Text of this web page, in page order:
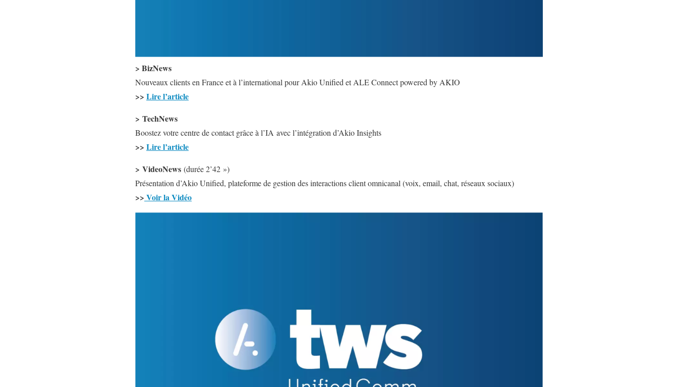
> BizNews
Nouveaux clients en France et à l’international pour Akio Unified et ALE Connect powered by AKIO
>> Lire l’article
> TechNews
Boostez votre centre de contact grâce à l’IA avec l’intégration d’Akio Insights
>> Lire l’article
> VideoNews (durée 2’42 »)
Présentation d’Akio Unified, plateforme de gestion des interactions client omnicanal (voix, email, chat, réseaux sociaux)
>> Voir la Vidéo